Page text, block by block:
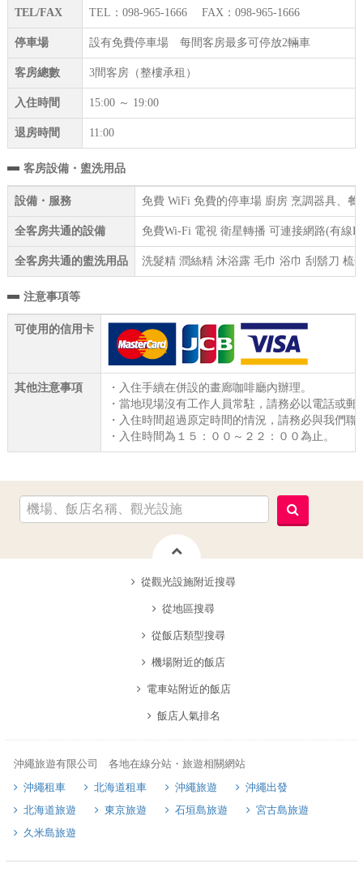
TEL/FAX TEL：098-965-1666 FAX：098-965-1666
停車場 設有免費停車場 每間客房最多可停放2輛車
客房總數 3間客房（整樓承租）
入住時間 15:00 ～ 19:00
退房時間 11:00
客房設備・盥洗用品
設備・服務 免費 WiFi 免費的停車場 廚房 烹調器具、
全客房共通的設備 免費Wi-Fi 電視 衛星轉播 可連接網路(有線
全客房共通的盥洗用品 洗髮精 潤絲精 沐浴露 毛巾 浴巾 刮鬍刀 梳
注意事項等
可使用的信用卡
其他注意事項
・入住手續在併設的畫廊咖啡廳內辦理。
・當地現場沒有工作人員常駐，請務必以電話或郵
・入住時間超過原定時間的情況，請務必與我們聯
・入住時間為１５：００～２２：００為止。
從觀光設施附近搜尋
從地區搜尋
從飯店類型搜尋
機場附近的飯店
電車站附近的飯店
飯店人氣排名
沖繩旅遊有限公司 各地在線分站・旅遊相關網站
沖繩租車
北海道租車 沖繩旅遊
沖繩出發
北海道旅遊
東京旅遊 石垣島旅遊
宮古島旅遊
久米島旅遊